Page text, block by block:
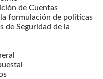
de Cuentas
formulación de políticas
de Seguridad de la